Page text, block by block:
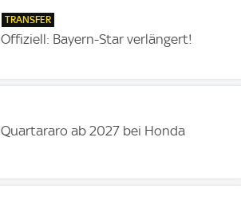
TRANSFER
Offiziell: Bayern-Star verlängert!
Quartararo ab 2027 bei Honda